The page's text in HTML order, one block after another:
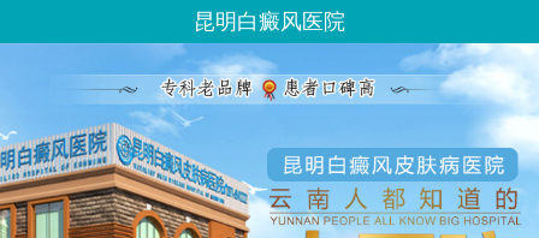
昆明白癜风医院